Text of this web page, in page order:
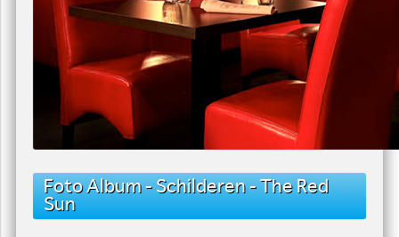
Foto Album - Schilderen - The Red
Sun